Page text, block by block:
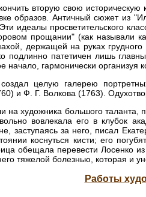
вторую свою
образов. Античный сюжет из
идеалы просветительского
прощании" (как называли
держащей на руках грудного
подлинно патетичен лишь
начало, гармонически организуя
целую галерею
и Ф. Г. Волкова (1763).
на художника большого
вовлекала его в клубок
заступаясь за него, писал
коснуться кисти; его
обещала перевести Лосенко
тяжелой болезнью, которая и
Работы